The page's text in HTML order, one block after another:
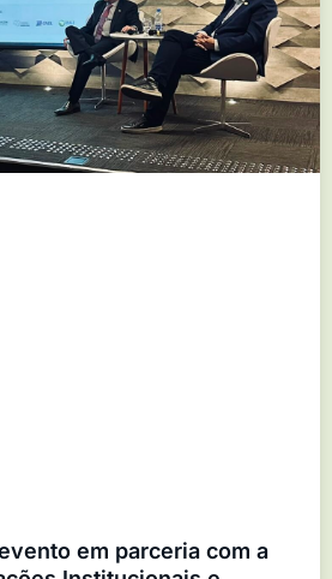
em parceria com a